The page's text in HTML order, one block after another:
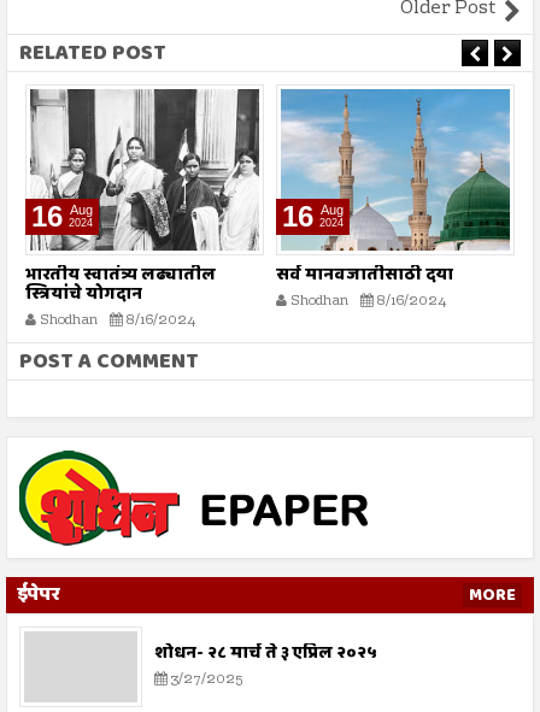
Older Post
RELATED POST
16 Aug
2024
भारतीय स्वातंत्र्य लढ्यातील
स्त्रियांचे योगदान
Shodhan 8/16/2024
16 Aug
2024
सर्व मानवजातीसाठी दया
Shodhan 8/16/2024
POST A COMMENT
ईपेपर MORE
शोधन- २८ मार्च ते ३ एप्रिल २०२५
3/27/2025